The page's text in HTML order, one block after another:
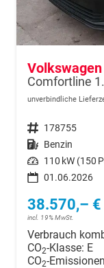
Volkswagen
unverbindliche
Fahrzeugnr. 178755
Kraftstoff Benzin
Leistung 110 kW (150
01.06.2026
38.570,– €
incl. 19% MwSt.
Verbrauch
CO2-Klasse: E
CO2-